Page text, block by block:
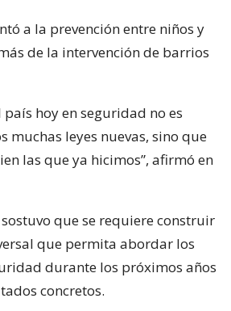
a la prevención entre niños y
de la intervención de barrios
país hoy en seguridad no es
muchas leyes nuevas, sino que
las que ya hicimos”, afirmó en
que se requiere construir
que permita abordar los
durante los próximos años
concretos.